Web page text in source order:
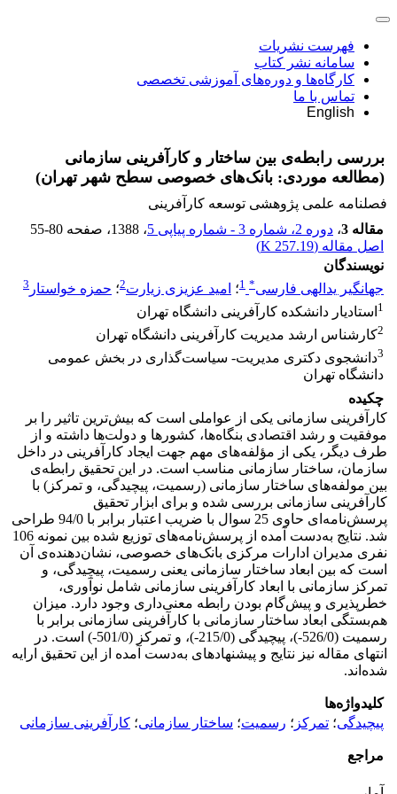
فهرست نشریات
سامانه نشر کتاب
کارگاه‌ها و دوره‌های آموزشی تخصصی
تماس با ما
English
بررسی رابطه‌ی بین ساختار و کارآفرینی سازمانی
(مطالعه موردی: بانک‌های خصوصی سطح شهر تهران)
فصلنامه علمی پژوهشی توسعه کارآفرینی
مقاله 3
، دوره 2، شماره 3 - شماره پیاپی 5 ، 1388 ، صفحه 55-80
اصل مقاله (257.19 K
)
نویسندگان
جهانگیر یدالهی فارسی*
1؛ امید عزیزی زیارت2؛ حمزه خواستار 3
1 استادیار دانشکده کارآفرینی دانشگاه تهران
2کارشناس ارشد مدیریت کارآفرینی دانشگاه تهران
3دانشجوی دکتری مدیریت- سیاست‌گذاری در بخش عمومی
دانشگاه تهران
چکیده
کارآفرینی سازمانی یکی از عواملی است که بیش‌ترین تاثیر را بر
موفقیت و رشد اقتصادی بنگاه‌ها، کشورها و دولت‌ها داشته و از
طرف دیگر، یکی از مؤلفه‌های مهم جهت ایجاد کارآفرینی در داخل
سازمان، ساختار سازمانی مناسب است. در این تحقیق رابطه‌ی
بین مولفه‌های ساختار سازمانی (رسمیت، پیچیدگی، و تمرکز) با
کارآفرینی سازمانی بررسی شده و برای ابزار تحقیق
پرسش‌نامه‌ای حاوی 25 سوال با ضریب اعتبار برابر با 94/0 طراحی
شد. نتایج به‌دست آمده از پرسش‌نامه‌های توزیع شده بین نمونه 106
نفری مدیران ادارات مرکزی بانک‌های خصوصی، نشان‌دهنده‌ی آن
است که بین ابعاد ساختار سازمانی یعنی رسمیت، پیچیدگی، و
تمرکز سازمانی با ابعاد کارآفرینی سازمانی شامل نوآوری،
خطرپذیری و پیش‌گام بودن رابطه معنی‌داری وجود دارد. میزان
هم‌بستگی ابعاد ساختار سازمانی با کارآفرینی سازمانی برابر با
رسمیت (526/0-)، پیچیدگی (215/0-)، و تمرکز (501/0-) است. در
انتهای مقاله نیز نتایج و پیشنهادهای به‌دست آمده از این تحقیق ارایه
شده‌اند.
کلیدواژه‌ها
پیچیدگی؛ تمرکز ؛ رسمیت؛ ساختار سازمانی؛ کارآفرینی سازمانی
مراجع